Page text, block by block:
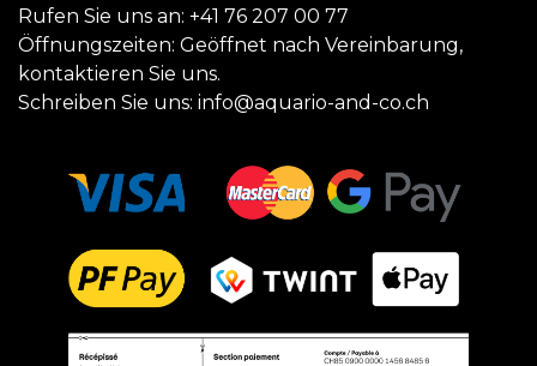
Rufen Sie uns an: +41 76 207 00 77
Öffnungszeiten: Geöffnet nach Vereinbarung,
kontaktieren Sie uns.
Schreiben Sie uns: info@aquario-and-co.ch